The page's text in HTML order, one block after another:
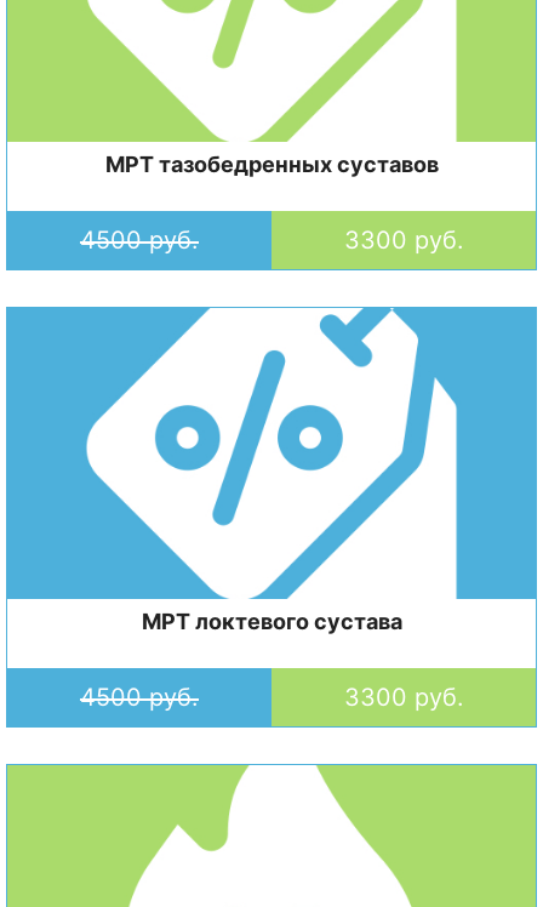
МРТ тазобедренных суставов
4500 руб. 3300 руб.
МРТ локтевого сустава
4500 руб. 3300 руб.